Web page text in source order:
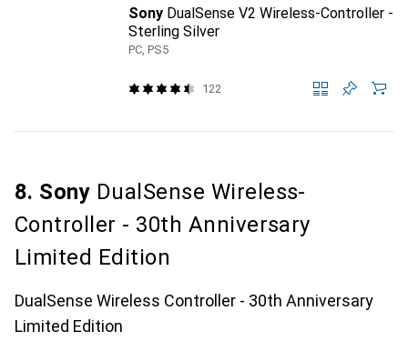
Sony DualSense V2 Wireless-Controller -
Sterling Silver
PC, PS5
122
8. Sony DualSense Wireless-
Controller - 30th Anniversary
Limited Edition
DualSense Wireless Controller - 30th Anniversary
Limited Edition